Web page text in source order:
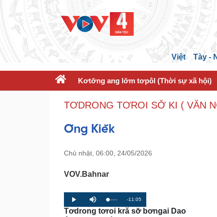
Việt Tày -
Kơtơ̆ng ang lơ̆m tơpôl (Thời sự xã hội)
TƠDRONG TƠROI SƠ̆ KI ( VĂN
Ŏng Kiĕk
Chủ nhật, 06:00, 24/05/2026
VOV.Bahnar
P
l
a
M
u
t
L
o
a
P
r
o
R
e
-11:05
Tơdrong tơroi kră sơ̆ bơngai Dao